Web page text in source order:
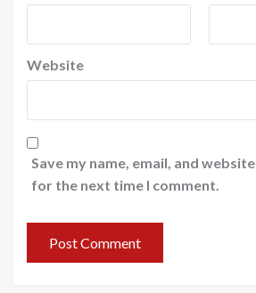
Website
Save my name, email, and
for the next time I comment.